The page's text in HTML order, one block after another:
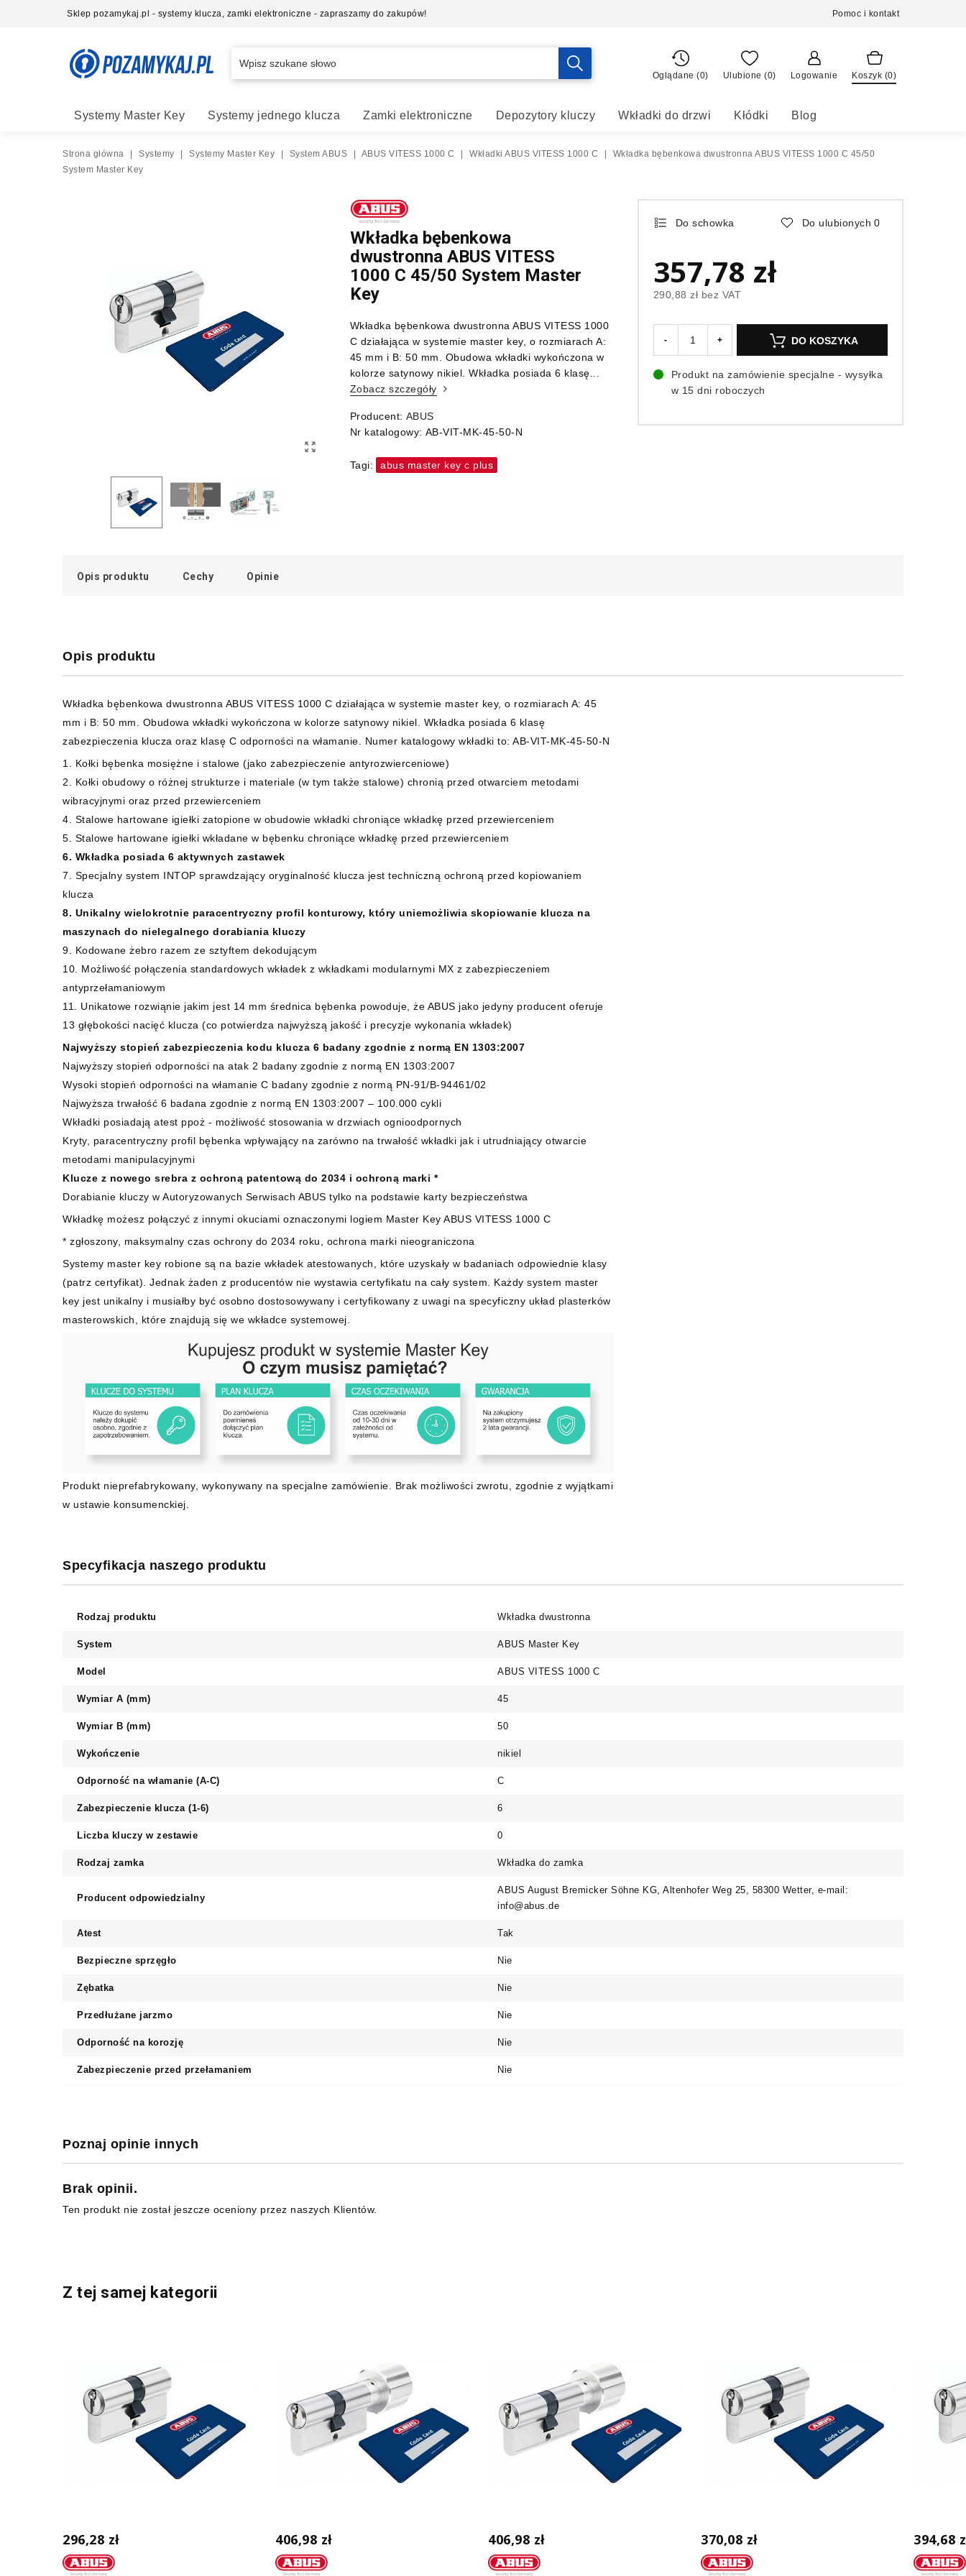
Sklep pozamykaj.pl - systemy klucza, zamki elektroniczne - zapraszamy do zakupów! Pomoc i kontakt
Oglądane (0) Ulubione (0) Logowanie Koszyk (0)
Systemy Master Key Systemy jednego klucza Zamki elektroniczne Depozytory kluczy Wkładki do drzwi Kłódki Blog
Strona główna Systemy Systemy Master Key System ABUS ABUS VITESS 1000 C Wkładki ABUS VITESS 1000 C
Wkładka bębenkowa dwustronna ABUS VITESS 1000 C 45/50
System Master Key
Wkładka bębenkowa
dwustronna ABUS VITESS
1000 C 45/50 System Master
Key
Wkładka bębenkowa dwustronna ABUS VITESS 1000
C działająca w systemie master key, o rozmiarach A:
45 mm i B: 50 mm. Obudowa wkładki wykończona w
kolorze satynowy nikiel. Wkładka posiada 6 klasę...
Zobacz szczegóły
Producent: ABUS
Nr katalogowy: AB-VIT-MK-45-50-N
Tagi: abus master key c plus
Do schowka Do ulubionych 0
357,78 zł
290,88 zł bez VAT
- + DO KOSZYKA
Produkt na zamówienie specjalne - wysyłka
w 15 dni roboczych
Opis produktu Cechy Opinie
Opis produktu
Wkładka bębenkowa dwustronna ABUS VITESS 1000 C działająca w systemie master key, o rozmiarach A: 45
mm i B: 50 mm. Obudowa wkładki wykończona w kolorze satynowy nikiel. Wkładka posiada 6 klasę
zabezpieczenia klucza oraz klasę C odporności na włamanie. Numer katalogowy wkładki to: AB-VIT-MK-45-50-N
1. Kołki bębenka mosiężne i stalowe (jako zabezpieczenie antyrozwierceniowe)
2. Kołki obudowy o różnej strukturze i materiale (w tym także stalowe) chronią przed otwarciem metodami
wibracyjnymi oraz przed przewierceniem
4. Stalowe hartowane igiełki zatopione w obudowie wkładki chroniące wkładkę przed przewierceniem
5. Stalowe hartowane igiełki wkładane w bębenku chroniące wkładkę przed przewierceniem
6. Wkładka posiada 6 aktywnych zastawek
7. Specjalny system INTOP sprawdzający oryginalność klucza jest techniczną ochroną przed kopiowaniem
klucza
8. Unikalny wielokrotnie paracentryczny profil konturowy, który uniemożliwia skopiowanie klucza na
maszynach do nielegalnego dorabiania kluczy
9. Kodowane żebro razem ze sztyftem dekodującym
10. Możliwość połączenia standardowych wkładek z wkładkami modularnymi MX z zabezpieczeniem
antyprzełamaniowym
11. Unikatowe rozwiąnie jakim jest 14 mm średnica bębenka powoduje, że ABUS jako jedyny producent oferuje
13 głębokości nacięć klucza (co potwierdza najwyższą jakość i precyzje wykonania wkładek)
Najwyższy stopień zabezpieczenia kodu klucza 6 badany zgodnie z normą EN 1303:2007
Najwyższy stopień odporności na atak 2 badany zgodnie z normą EN 1303:2007
Wysoki stopień odporności na włamanie C badany zgodnie z normą PN-91/B-94461/02
Najwyższa trwałość 6 badana zgodnie z normą EN 1303:2007 – 100.000 cykli
Wkładki posiadają atest ppoż - możliwość stosowania w drzwiach ognioodpornych
Kryty, paracentryczny profil bębenka wpływający na zarówno na trwałość wkładki jak i utrudniający otwarcie
metodami manipulacyjnymi
Klucze z nowego srebra z ochroną patentową do 2034 i ochroną marki *
Dorabianie kluczy w Autoryzowanych Serwisach ABUS tylko na podstawie karty bezpieczeństwa
Wkładkę możesz połączyć z innymi okuciami oznaczonymi logiem Master Key ABUS VITESS 1000 C
* zgłoszony, maksymalny czas ochrony do 2034 roku, ochrona marki nieograniczona
Systemy master key robione są na bazie wkładek atestowanych, które uzyskały w badaniach odpowiednie klasy
(patrz certyfikat). Jednak żaden z producentów nie wystawia certyfikatu na cały system. Każdy system master
key jest unikalny i musiałby być osobno dostosowywany i certyfikowany z uwagi na specyficzny układ plasterków
masterowskich, które znajdują się we wkładce systemowej.
Produkt nieprefabrykowany, wykonywany na specjalne zamówienie. Brak możliwości zwrotu, zgodnie z wyjątkami
w ustawie konsumenckiej.
Specyfikacja naszego produktu
Rodzaj produktu Wkładka dwustronna
System ABUS Master Key
Model ABUS VITESS 1000 C
Wymiar A (mm) 45
Wymiar B (mm) 50
Wykończenie nikiel
Odporność na włamanie (A-C) C
Zabezpieczenie klucza (1-6) 6
Liczba kluczy w zestawie 0
Rodzaj zamka Wkładka do zamka
Producent odpowiedzialny
ABUS August Bremicker Söhne KG, Altenhofer Weg 25, 58300 Wetter, e-mail:
info@abus.de
Atest Tak
Bezpieczne sprzęgło Nie
Zębatka Nie
Przedłużane jarzmo Nie
Odporność na korozję Nie
Zabezpieczenie przed przełamaniem Nie
Poznaj opinie innych
Brak opinii.
Ten produkt nie został jeszcze oceniony przez naszych Klientów.
Z tej samej kategorii
296,28 zł 406,98 zł 406,98 zł 370,08 zł 394,68